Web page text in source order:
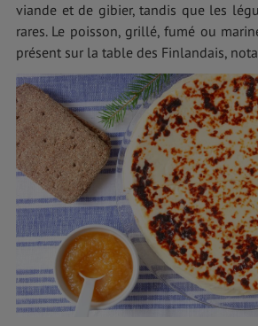
viande et de gibier, tandis que les
rares. Le poisson, grillé, fumé ou
présent sur la table des Finlandais,